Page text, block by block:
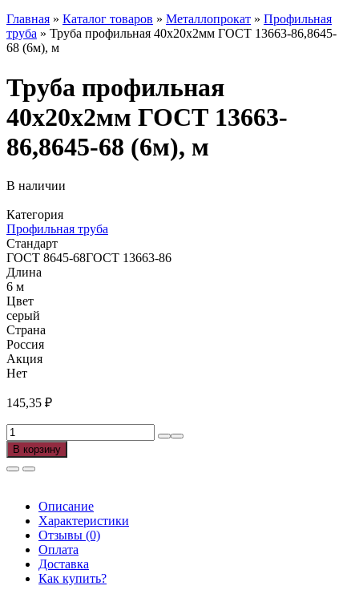
Главная » Каталог товаров » Металлопрокат » Профильная
труба » Труба профильная 40х20х2мм ГОСТ 13663-86,8645-
68 (6м), м
Труба профильная
40х20х2мм ГОСТ 13663-
86,8645-68 (6м), м
В наличии
Категория
Профильная труба
Стандарт
ГОСТ 8645-68ГОСТ 13663-86
Длина
6 м
Цвет
серый
Страна
Россия
Акция
Нет
145,35 ₽
Количество
товара
Труба
профильная
ГОСТ
13663-
86,8645-
(6м),
В корзину
Описание
Характеристики
Отзывы (0)
Оплата
Доставка
Как купить?